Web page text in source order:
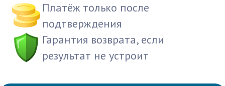
Платёж только после
подтверждения
Гарантия возврата, если
результат не устроит